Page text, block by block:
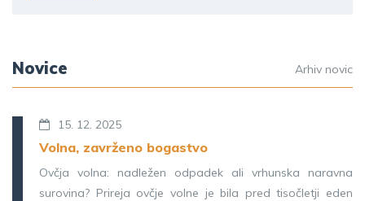
Novice Arhiv novic
15. 12. 2025
Volna, zavrženo bogastvo
Ovčja volna: nadležen odpadek ali vrhunska naravna
surovina? Prireja ovčje volne je bila pred tisočletji eden